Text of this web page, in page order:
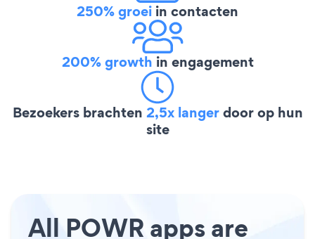
250% groei in contacten
200% growth in engagement
Bezoekers brachten 2,5x langerdoor op hun
site
All POWR apps are